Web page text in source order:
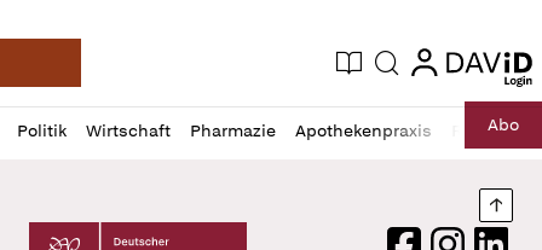
Deutsche Apotheker Zeitung
Aktuelle Ausgabe
Suche login
login
Politik Wirtschaft Pharmazie Apothekenpraxis RechtAbo
Profil
öffnen
Daz
Pur
Deutscher Apotheker Verlag Logo
FacebookInstagram